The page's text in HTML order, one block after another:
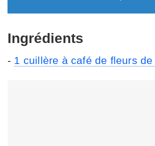
Ingrédients
- 1 cuillère à café de fleurs